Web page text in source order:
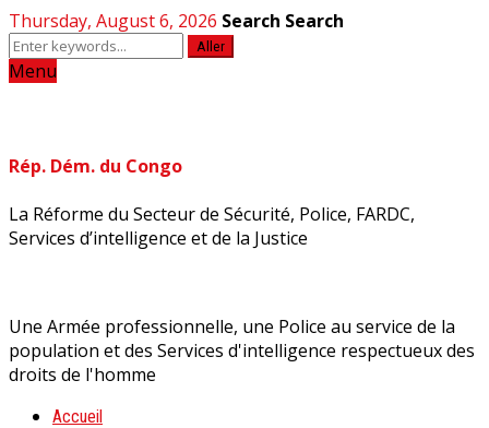
Thursday, August 6, 2026 Search Search
Aller
Menu
Rép. Dém. du Congo
La Réforme du Secteur de Sécurité, Police, FARDC,
Services d’intelligence et de la Justice
Une Armée professionnelle, une Police au service de la
population et des Services d'intelligence respectueux des
droits de l'homme
Accueil